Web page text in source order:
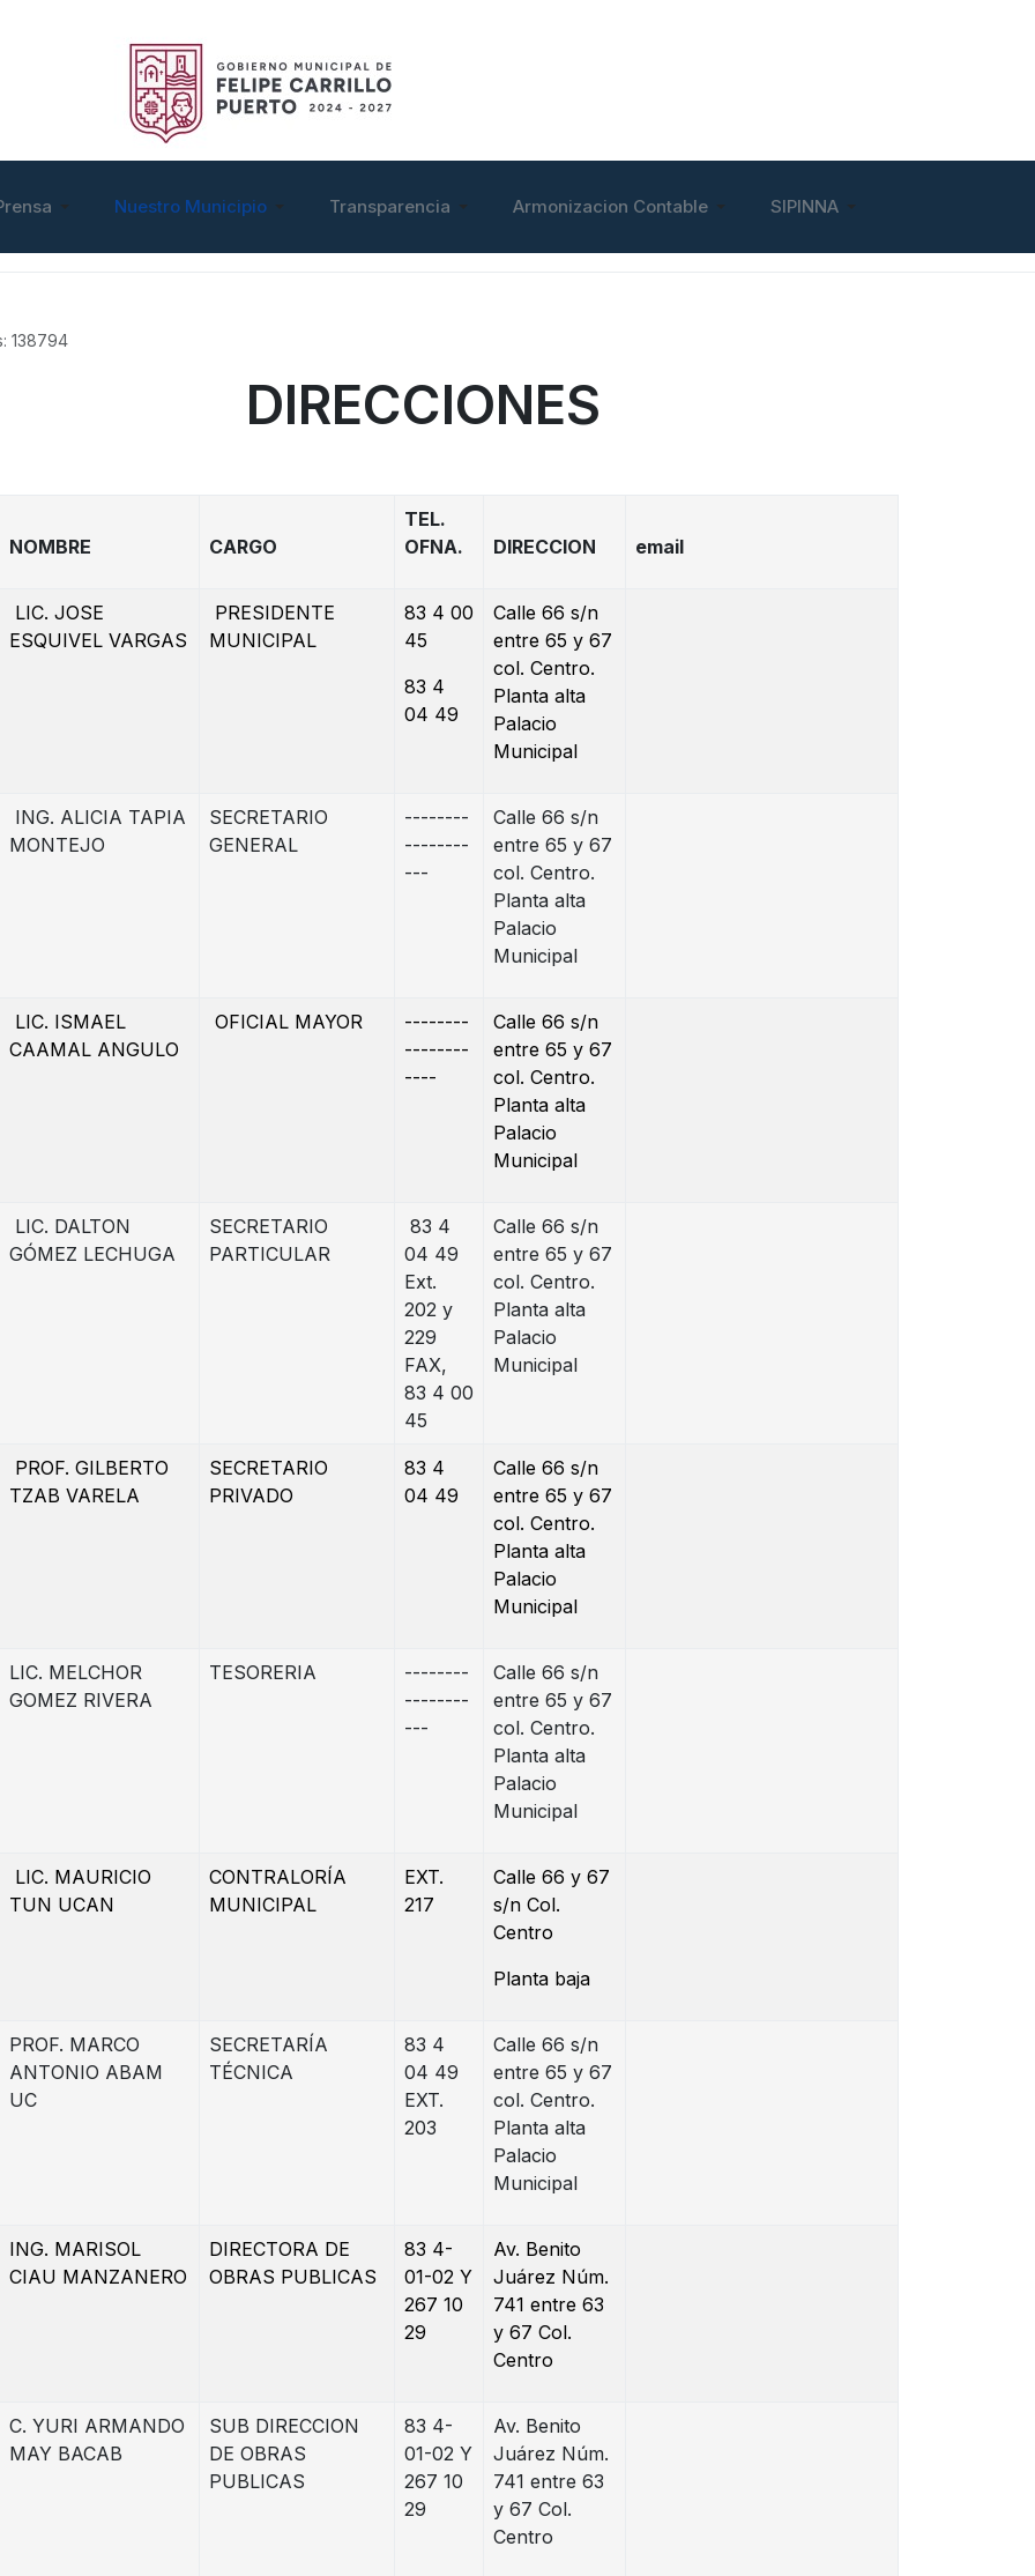
Nuestro Municipio Transparencia Armonizacion Contable SIPINNA
138794
DIRECCIONES
NOMBRE CARGO
TEL.
OFNA.
DIRECCION email
LIC. JOSE
ESQUIVEL VARGAS
PRESIDENTE
MUNICIPAL
83 4 00
45
83 4
04 49
Calle 66 s/n
entre 65 y 67
col. Centro.
Planta alta
Palacio
Municipal
ING. ALICIA TAPIA
MONTEJO
SECRETARIO
GENERAL
--------
--------
---
Calle 66 s/n
entre 65 y 67
col. Centro.
Planta alta
Palacio
Municipal
LIC. ISMAEL
CAAMAL ANGULO
OFICIAL MAYOR
--------
--------
----
Calle 66 s/n
entre 65 y 67
col. Centro.
Planta alta
Palacio
Municipal
LIC. DALTON
GÓMEZ LECHUGA
SECRETARIO
PARTICULAR
83 4
04 49
Ext.
202 y
229
FAX,
83 4 00
45
Calle 66 s/n
entre 65 y 67
col. Centro.
Planta alta
Palacio
Municipal
PROF. GILBERTO
TZAB VARELA
SECRETARIO
PRIVADO
83 4
04 49
Calle 66 s/n
entre 65 y 67
col. Centro.
Planta alta
Palacio
Municipal
LIC. MELCHOR
GOMEZ RIVERA
TESORERIA
--------
--------
---
Calle 66 s/n
entre 65 y 67
col. Centro.
Planta alta
Palacio
Municipal
LIC. MAURICIO
TUN UCAN
CONTRALORÍA
MUNICIPAL
EXT.
217
Calle 66 y 67
s/n Col.
Centro
Planta baja
PROF. MARCO
ANTONIO ABAM
UC
SECRETARÍA
TÉCNICA
83 4
04 49
EXT.
203
Calle 66 s/n
entre 65 y 67
col. Centro.
Planta alta
Palacio
Municipal
ING. MARISOL
CIAU MANZANERO
DIRECTORA DE
OBRAS PUBLICAS
83 4-
01-02 Y
267 10
29
Av. Benito
Juárez Núm.
741 entre 63
y 67 Col.
Centro
C. YURI ARMANDO
MAY BACAB
SUB DIRECCION
DE OBRAS
PUBLICAS
83 4-
01-02 Y
267 10
29
Av. Benito
Juárez Núm.
741 entre 63
y 67 Col.
Centro